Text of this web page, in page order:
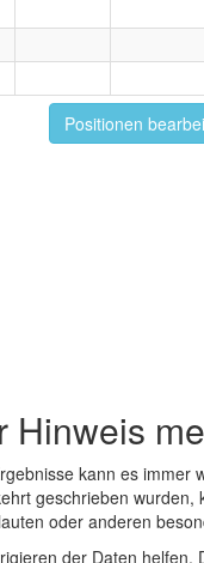
Positionen
Hinweis
kann es
geschrieben
oder anderen
der Daten